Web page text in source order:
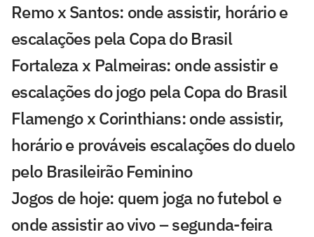
Remo x Santos: onde assistir, horário e
escalações pela Copa do Brasil
Fortaleza x Palmeiras: onde assistir e
escalações do jogo pela Copa do Brasil
Flamengo x Corinthians: onde assistir,
horário e prováveis escalações do duelo
pelo Brasileirão Feminino
Jogos de hoje: quem joga no futebol e
onde assistir ao vivo – segunda-feira